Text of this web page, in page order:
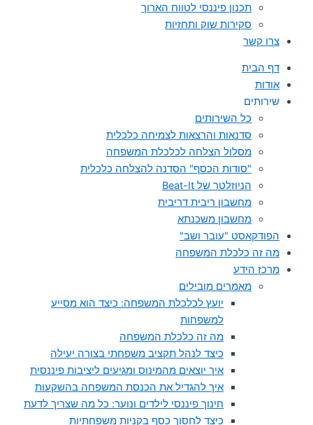
תכנון פיננסי לטווח הארוך
סקירות שוק ותחזיות
צרו קשר
דף הבית
אודות
שירותים
כל השירותים
סדנאות והרצאות לצמיחה כלכלית
מסלול הצלחה לכלכלת המשפחה
"סודות הכסף" הסדנה להצלחה כלכלית
הניוזלטר של Beat-It
מחשבון ריבית דריבית
מחשבון משכנתא
הפודקאסט "עובר ושב"
מה זה כלכלת המשפחה
מרכז הידע
מאמרים מובילים
יועץ לכלכלת המשפחה: כיצד הוא מסייע
למשפחות
מה זה כלכלת המשפחה
כיצד לנהל תקציב משפחתי בצורה יעילה
איך יוצאים מהמינוס ומגיעים ליציבות פיננסית
איך להגדיל את הכנסת המשפחה בהשקעות
חינוך פיננסי לילדים ונוער: כל מה שצריך לדעת
כיצד לחסוך כסף בקניות משפחתיות